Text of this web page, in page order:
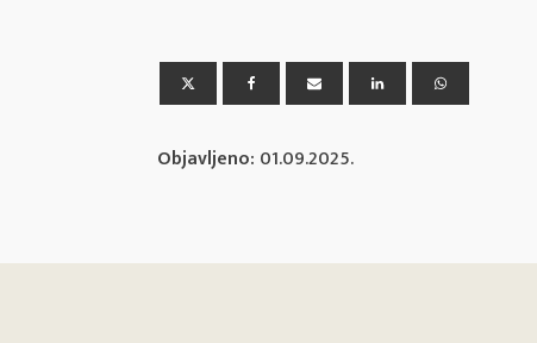
Objavljeno: 01.09.2025.